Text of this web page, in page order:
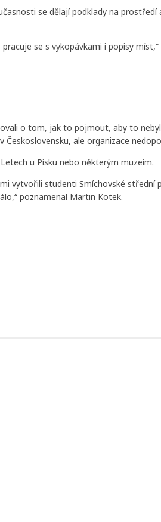
se dělají podklady na
se s vykopávkami i popisy
o tom, jak to pojmout, aby to
ale organizace
u Písku nebo některým muzeím.
studenti Smíchovské střední
poznamenal Martin Kotek.